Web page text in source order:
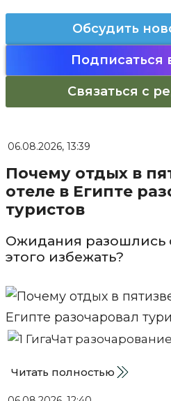
Обсудить
Подписаться
Связаться с
06.08.2026, 13:39
Почему отдых в
отеле в Египте
туристов
Ожидания разошлись
этого избежать?
Читать полностью